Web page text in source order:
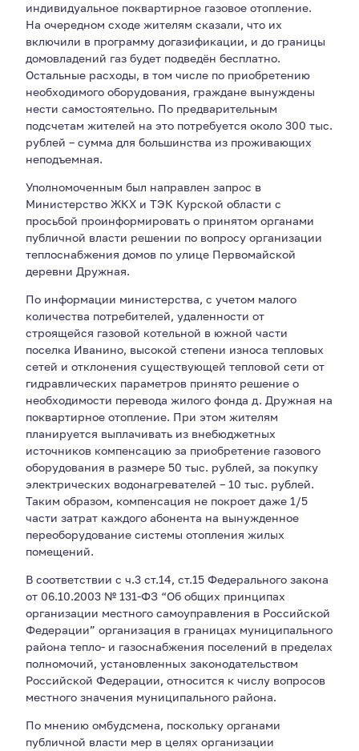
индивидуальное поквартирное газовое отопление.
На очередном сходе жителям сказали, что их
включили в программу догазификации, и до границы
домовладений газ будет подведён бесплатно.
Остальные расходы, в том числе по приобретению
необходимого оборудования, граждане вынуждены
нести самостоятельно. По предварительным
подсчетам жителей на это потребуется около 300 тыс.
рублей – сумма для большинства из проживающих
неподъемная.
Уполномоченным был направлен запрос в
Министерство ЖКХ и ТЭК Курской области с
просьбой проинформировать о принятом органами
публичной власти решении по вопросу организации
теплоснабжения домов по улице Первомайской
деревни Дружная.
По информации министерства, с учетом малого
количества потребителей, удаленности от
строящейся газовой котельной в южной части
поселка Иванино, высокой степени износа тепловых
сетей и отклонения существующей тепловой сети от
гидравлических параметров принято решение о
необходимости перевода жилого фонда д. Дружная на
поквартирное отопление. При этом жителям
планируется выплачивать из внебюджетных
источников компенсацию за приобретение газового
оборудования в размере 50 тыс. рублей, за покупку
электрических водонагревателей – 10 тыс. рублей.
Таким образом, компенсация не покроет даже 1/5
части затрат каждого абонента на вынужденное
переоборудование системы отопления жилых
помещений.
В соответствии с ч.3 ст.14, ст.15 Федерального закона
от 06.10.2003 № 131-ФЗ “Об общих принципах
организации местного самоуправления в Российской
Федерации” организация в границах муниципального
района тепло- и газоснабжения поселений в пределах
полномочий, установленных законодательством
Российской Федерации, относится к числу вопросов
местного значения муниципального района.
По мнению омбудсмена, поскольку органами
публичной власти мер в целях организации